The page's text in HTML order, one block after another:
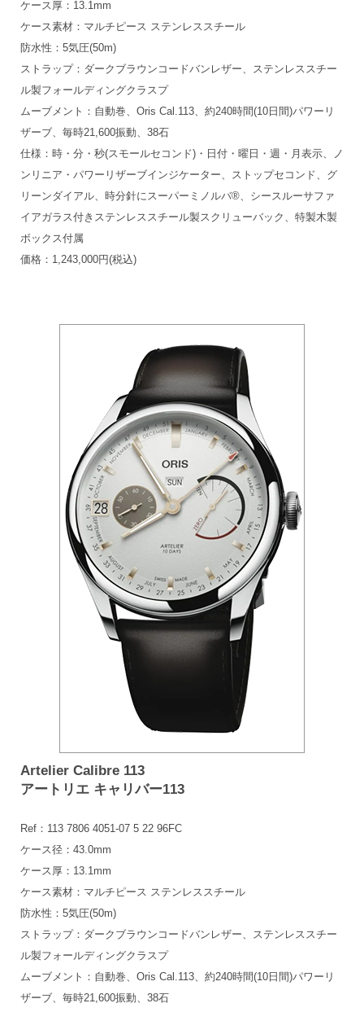
ケース厚：13.1mm
ケース素材：マルチピース ステンレススチール
防水性：5気圧(50m)
ストラップ：ダークブラウンコードバンレザー、ステンレススチー
ル製フォールディングクラスプ
ムーブメント：自動巻、Oris Cal.113、約240時間(10日間)パワーリ
ザーブ、毎時21,600振動、38石
仕様：時・分・秒(スモールセコンド)・日付・曜日・週・月表示、ノ
ンリニア・パワーリザーブインジケーター、ストップセコンド、グ
リーンダイアル、時分針にスーパーミノルバ®、シースルーサファ
イアガラス付きステンレススチール製スクリューバック、特製木製
ボックス付属
価格：1,243,000円(税込)
Artelier Calibre 113
アートリエ キャリバー113
Ref：113 7806 4051-07 5 22 96FC
ケース径：43.0mm
ケース厚：13.1mm
ケース素材：マルチピース ステンレススチール
防水性：5気圧(50m)
ストラップ：ダークブラウンコードバンレザー、ステンレススチー
ル製フォールディングクラスプ
ムーブメント：自動巻、Oris Cal.113、約240時間(10日間)パワーリ
ザーブ、毎時21,600振動、38石